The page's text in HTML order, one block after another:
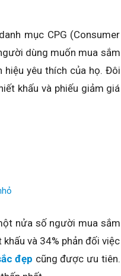
mục CPG (Consumer
dùng muốn mua sắm
hiệu yêu thích của họ. Đôi
khấu và phiếu giảm giá
nửa số người mua sắm
và 34% phản đối việc
đẹp cũng được ưu tiên.